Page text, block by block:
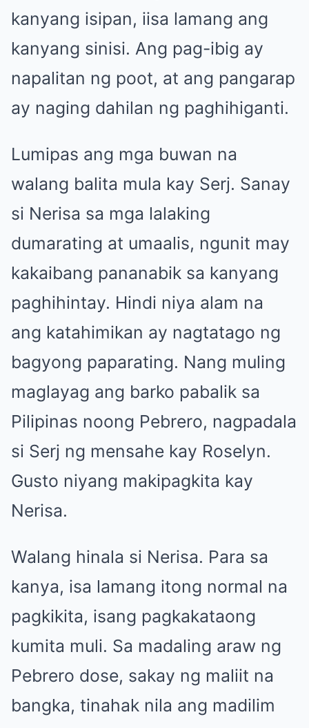
kanyang isipan, iisa lamang ang
kanyang sinisi. Ang pag-ibig ay
napalitan ng poot, at ang pangarap
ay naging dahilan ng paghihiganti.
Lumipas ang mga buwan na
walang balita mula kay Serj. Sanay
si Nerisa sa mga lalaking
dumarating at umaalis, ngunit may
kakaibang pananabik sa kanyang
paghihintay. Hindi niya alam na
ang katahimikan ay nagtatago ng
bagyong paparating. Nang muling
maglayag ang barko pabalik sa
Pilipinas noong Pebrero, nagpadala
si Serj ng mensahe kay Roselyn.
Gusto niyang makipagkita kay
Nerisa.
Walang hinala si Nerisa. Para sa
kanya, isa lamang itong normal na
pagkikita, isang pagkakataong
kumita muli. Sa madaling araw ng
Pebrero dose, sakay ng maliit na
bangka, tinahak nila ang madilim